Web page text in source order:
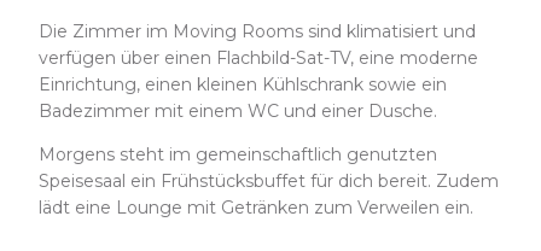
Die Zimmer im Moving Rooms sind klimatisiert und
verfügen über einen Flachbild-Sat-TV, eine moderne
Einrichtung, einen kleinen Kühlschrank sowie ein
Badezimmer mit einem WC und einer Dusche.
Morgens steht im gemeinschaftlich genutzten
Speisesaal ein Frühstücksbuffet für dich bereit. Zudem
lädt eine Lounge mit Getränken zum Verweilen ein.